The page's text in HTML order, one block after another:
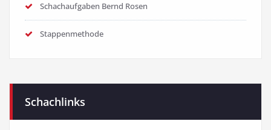
Schachaufgaben Bernd Rosen
Stappenmethode
Schachlinks